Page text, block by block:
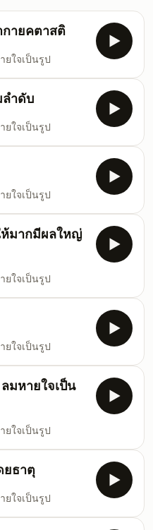
กายคตาสติ
ใจเป็นรูป
ลำดับ
ใจเป็นรูป
ใจเป็นรูป
มากมีผลใหญ่
ใจเป็นรูป
ใจเป็นรูป
มหายใจเป็น
ใจเป็นรูป
ยธาตุ
ใจเป็นรูป